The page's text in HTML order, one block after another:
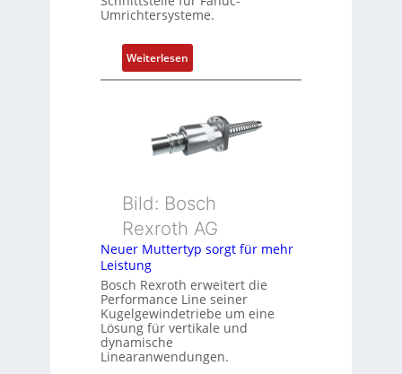
r
P
o
s
i
o
m
s
u
n
g
n
Umrichtersysteme.
Weiterlesen:
D
h
g
e
k
m
b
i
i
Bild: Bosch
Rexroth AG
Neuer Muttertyp sorgt für mehr
Leistung
Bosch Rexroth erweitert die
Performance Line seiner
Kugelgewindetriebe um eine
Lösung für vertikale und
dynamische
Linearanwendungen.